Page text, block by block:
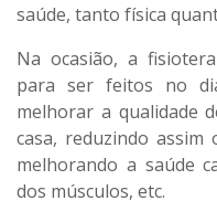
saúde, tanto física
Na ocasião, a
para ser feitos no
melhorar a qualidade
casa, reduzindo assim
melhorando a saúde
dos músculos, etc.